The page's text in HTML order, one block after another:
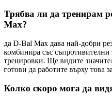
Трябва ли да тренирам
Max?
да D-Bal Max дава най-добри
комбинира със
тренировки. Ще видите
готови да работите върху това
Колко скоро мога да